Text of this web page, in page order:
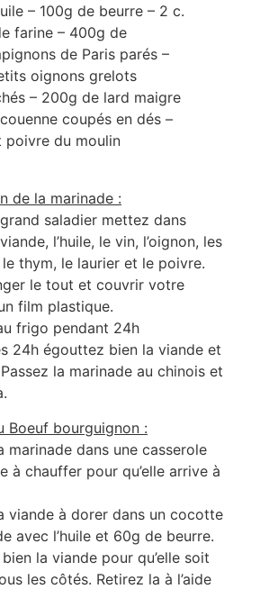
– 100g de beurre – 2 c.
farine – 400g de
de Paris parés –
oignons grelots
– 200g de lard maigre
coupés en dés –
poivre du moulin
de la marinade :
saladier mettez dans
l’huile, le vin, l’oignon, les
thym, le laurier et le poivre.
le tout et couvrir votre
film plastique.
frigo pendant 24h
24h égouttez bien la viande et
la marinade au chinois et
Boeuf bourguignon :
marinade dans une casserole
à chauffer pour qu’elle arrive à
viande à dorer dans un cocotte
avec l’huile et 60g de beurre.
la viande pour qu’elle soit
les côtés. Retirez la à l’aide